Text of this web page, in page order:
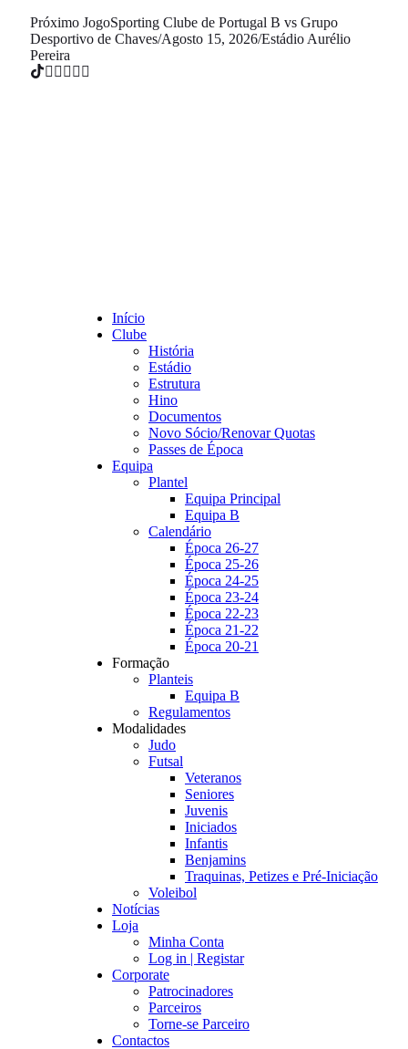
Próximo JogoSporting Clube de Portugal B vs Grupo
Desportivo de Chaves/Agosto 15, 2026/Estádio Aurélio
Pereira
Início
Clube
História
Estádio
Estrutura
Hino
Documentos
Novo Sócio/Renovar Quotas
Passes de Época
Equipa
Plantel
Equipa Principal
Equipa B
Calendário
Época 26-27
Época 25-26
Época 24-25
Época 23-24
Época 22-23
Época 21-22
Época 20-21
Formação
Planteis
Equipa B
Regulamentos
Modalidades
Judo
Futsal
Veteranos
Seniores
Juvenis
Iniciados
Infantis
Benjamins
Traquinas, Petizes e Pré-Iniciação
Voleibol
Notícias
Loja
Minha Conta
Log in | Registar
Corporate
Patrocinadores
Parceiros
Torne-se Parceiro
Contactos